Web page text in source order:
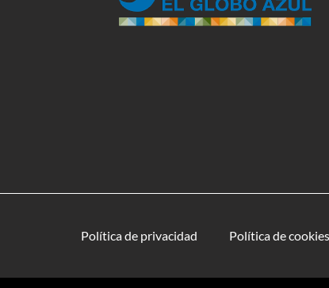
Política de privacidad Política de cookies